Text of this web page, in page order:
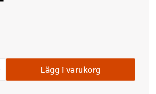
Lägg i varukorg